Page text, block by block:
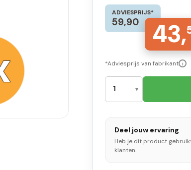
ADVIESPRIJS*
59,90 43,
*Adviesprijs van fabrikant i
Deel jouw ervaring
Heb je dit product
klanten.